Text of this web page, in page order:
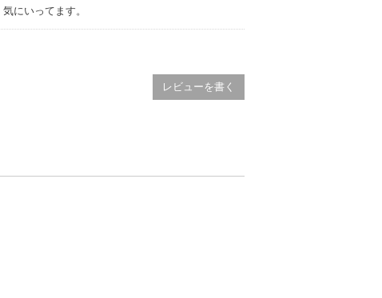
にいってます。
レビューを書く